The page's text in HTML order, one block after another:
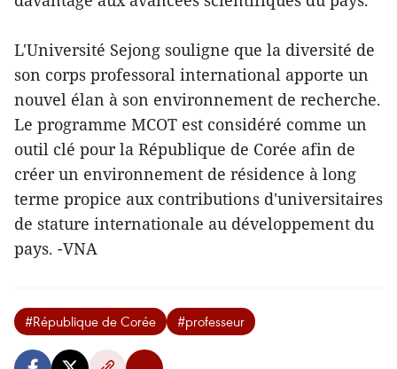
L'Université Sejong souligne que la diversité de
son corps professoral international apporte un
nouvel élan à son environnement de recherche.
Le programme MCOT est considéré comme un
outil clé pour la République de Corée afin de
créer un environnement de résidence à long
terme propice aux contributions d'universitaires
de stature internationale au développement du
pays. -VNA
#République de Corée #professeur